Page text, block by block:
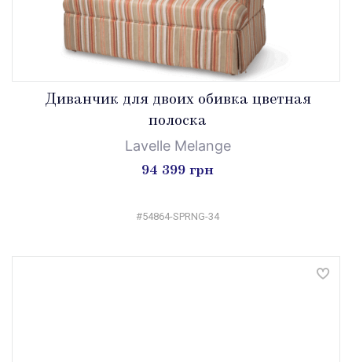
Диванчик для двоих обивка цветная
полоска
Lavelle Melange
94 399 грн
#54864-SPRNG-34